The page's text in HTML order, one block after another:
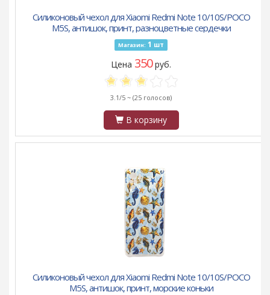
Силиконовый чехол для Xiaomi Redmi Note 10/10S/POCO
M5S, антишок, принт, разноцветные сердечки
Магазин: 1 шт
Цена 350руб.
3.1/5 ~ (25 голосов)
В корзину
Силиконовый чехол для Xiaomi Redmi Note 10/10S/POCO
M5S, антишок, принт, морские коньки